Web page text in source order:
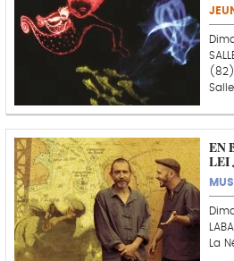
(82)
EN
LEI
La